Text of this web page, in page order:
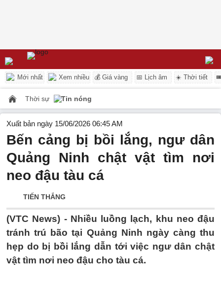
Mới nhất Xem nhiều 💰 Giá vàng 📅 Lịch âm ☀️ Thời tiết
Thời sự Tin nóng
Xuất bản ngày 15/06/2026 06:45 AM
Bến cảng bị bồi lắng, ngư dân
Quảng Ninh chật vật tìm nơi
neo đậu tàu cá
TIẾN THẮNG
(VTC News) - Nhiều luồng lạch, khu neo đậu
tránh trú bão tại Quảng Ninh ngày càng thu
hẹp do bị bồi lắng dẫn tới việc ngư dân chật
vật tìm nơi neo đậu cho tàu cá.